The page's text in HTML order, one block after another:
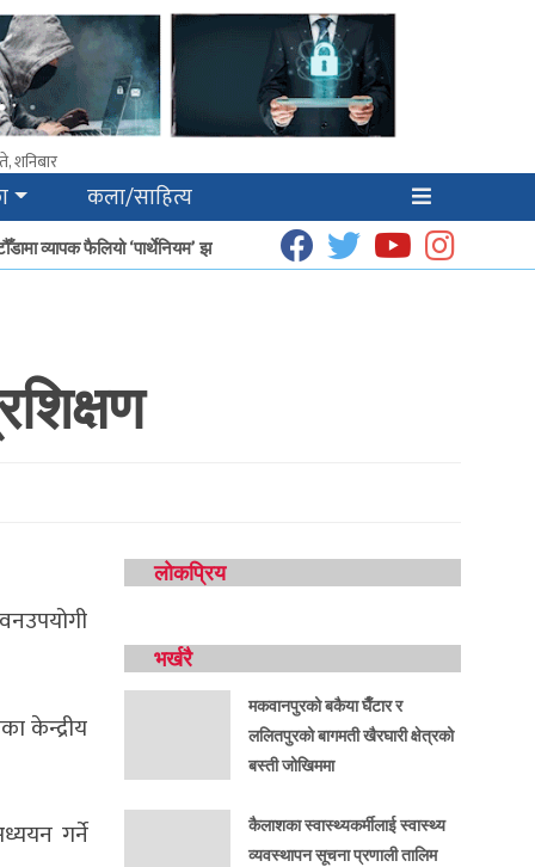
शनिबार
कला/साहित्य
व्यापक फैलियो ‘पार्थेनियम’ झार धूप उत्पादनबाट हेटौँडाका गृहिणीको आम्दानी
केन्द्रीय
गर्ने
लोकप्रिय
भर्खरै
मकवानपुरको बकैया घैँटार र
ललितपुरको बागमती खैरघारी क्षेत्रको
बस्ती जोखिममा
कैलाशका स्वास्थ्यकर्मीलाई स्वास्थ्य
व्यवस्थापन सूचना प्रणाली तालिम